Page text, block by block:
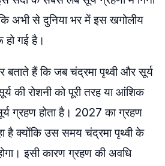
अभी से दुनिया भर में इस खगोलीय
हो गई है।
बताते हैं कि जब चंद्रमा पृथ्वी और सूर्य
की रोशनी को पूरी तरह या आंशिक
ग्रहण होता है। 2027 का ग्रहण
है क्योंकि उस समय चंद्रमा पृथ्वी के
इसी कारण ग्रहण की अवधि